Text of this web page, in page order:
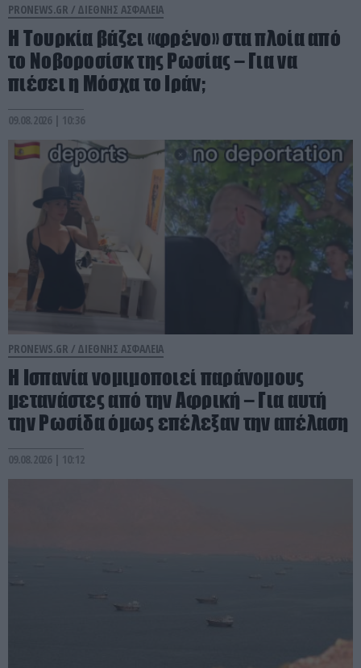
PRONEWS.GR / ΔΙΕΘΝΗΣ ΑΣΦΑΛΕΙΑ
Η Τουρκία βάζει «φρένο» στα πλοία από
το Νοβοροσίσκ της Ρωσίας – Για να
πιέσει η Μόσχα το Ιράν;
09.08.2026 | 10:36
PRONEWS.GR / ΔΙΕΘΝΗΣ ΑΣΦΑΛΕΙΑ
Η Ισπανία νομιμοποιεί παράνομους
μετανάστες από την Αφρική – Για αυτή
την Ρωσίδα όμως επέλεξαν την απέλαση
09.08.2026 | 10:12